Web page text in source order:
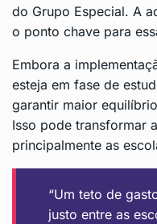
do Grupo Especial. A
o ponto chave para
Embora a
esteja em fase de
garantir maior
Isso pode transformar
principalmente as
“Um teto de
justo entre as